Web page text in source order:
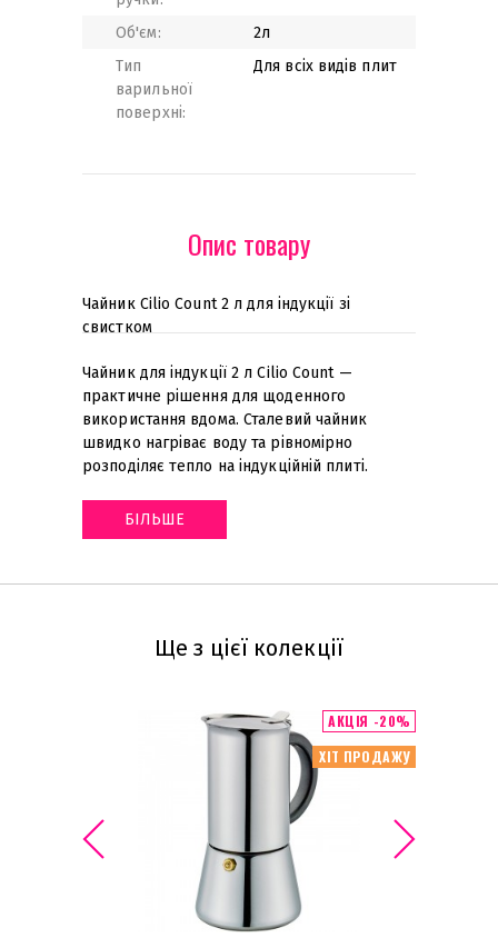
Об'єм:
2л
Тип
варильної
поверхні:
Для всіх видів плит
Опис товару
Чайник Cilio Count 2 л для індукції зі
свистком
Чайник для індукції 2 л Cilio Count —
практичне рішення для щоденного
використання вдома. Сталевий чайник
швидко нагріває воду та рівномірно
розподіляє тепло на індукційній плиті.
БІЛЬШЕ
Ще з цієї колекції
ХІТ ПРОДАЖУ
АКЦІЯ -20%